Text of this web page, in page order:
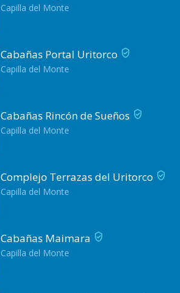
Capilla del Monte
Cabañas Portal Uritorco
Capilla del Monte
Cabañas Rincón de Sueños
Capilla del Monte
Complejo Terrazas del Uritorco
Capilla del Monte
Cabañas Maimara
Capilla del Monte